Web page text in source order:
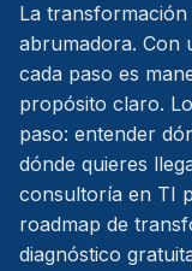
La
abrumadora. Con
cada paso es
propósito claro.
paso: entender
dónde quieres
consultoría en TI
roadmap de
diagnóstico